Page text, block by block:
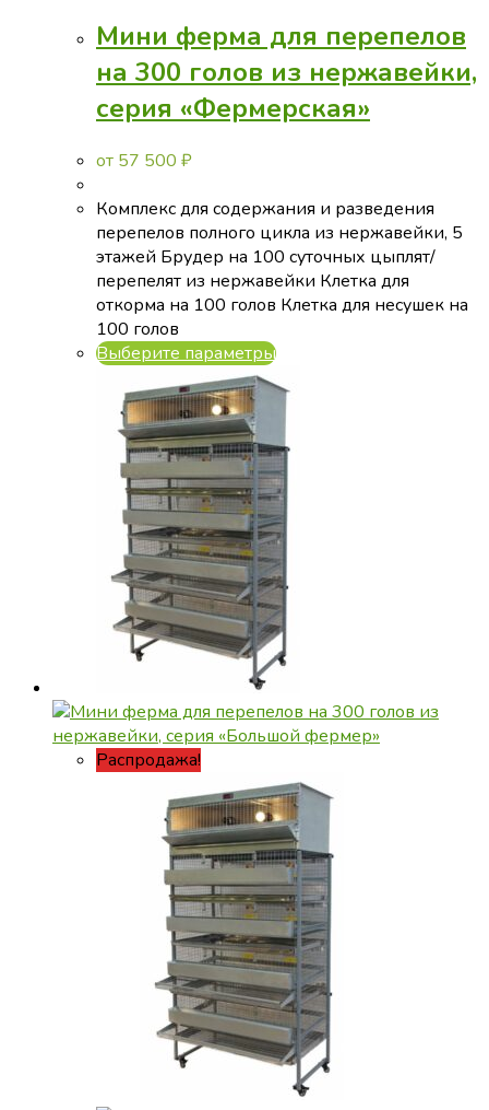
Мини ферма для перепелов
на 300 голов из нержавейки,
серия «Фермерская»
от 57 500 ₽
Комплекс для содержания и разведения
перепелов полного цикла из нержавейки, 5
этажей Брудер на 100 суточных цыплят/
перепелят из нержавейки Клетка для
откорма на 100 голов Клетка для несушек на
100 голов
Выберите параметрыЭтот
имеет
вариаций.
Опции
можно
выбрать
на
странице
товара.
Распродажа!